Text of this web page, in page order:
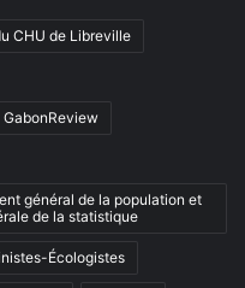
CHU de Libreville
général de la population et
de la statistique
Écologistes